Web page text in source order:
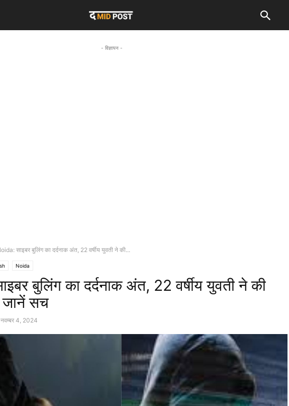
- विज्ञापन -
साइबर बुलिंग का दर्दनाक अंत, 22 वर्षीय युवती ने की...
Noida
बुलिंग का दर्दनाक अंत, 22 वर्षीय युवती ने की
जानें सच
नवम्बर 4, 2024